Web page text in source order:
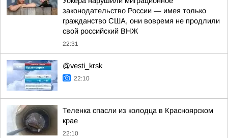
законодательство России — имея только
гражданство США, они вовремя не продлили
свой российский ВНЖ
22:31
@vesti_krsk
22:10
Теленка спасли из колодца в Красноярском
крае
22:10